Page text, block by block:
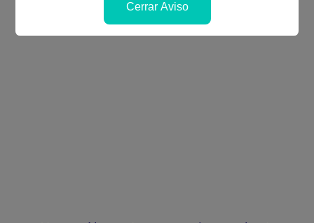
Cerrar Aviso